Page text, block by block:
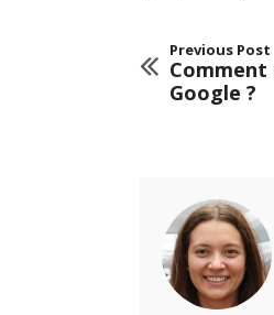
Previous Post
Google ?